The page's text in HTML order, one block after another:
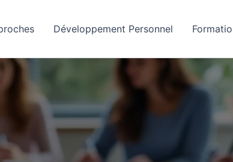
Développement Personnel